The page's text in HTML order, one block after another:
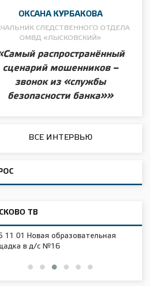
ОКСАНА КУРБАКОВА
СЛЕДСТВЕННОГО ОТДЕЛА
ОМВД «ЛЫСКОВСКИЙ»
распространённый
сценарий мошенников –
звонок из «службы
безопасности банка»»
ВСЕ ИНТЕРВЬЮ
ТВ
11 01 Новая образовательная
в д/с №16